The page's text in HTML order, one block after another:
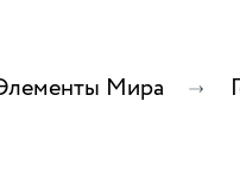
Мира